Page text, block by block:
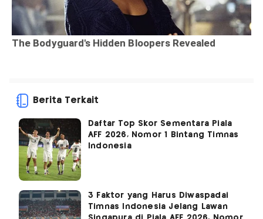
Berita Terkait
Daftar Top Skor Sementara Piala
AFF 2026, Nomor 1 Bintang Timnas
Indonesia
3 Faktor yang Harus Diwaspadai
Timnas Indonesia Jelang Lawan